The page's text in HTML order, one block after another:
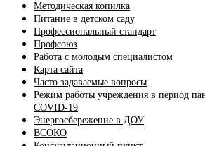
Методическая копилка
Питание в детском саду
Профессиональный стандарт
Профсоюз
Работа с молодым специалистом
Карта сайта
Часто задаваемые вопросы
Режим работы учреждения в период
COVID-19
Энергосбережение в ДОУ
ВСОКО